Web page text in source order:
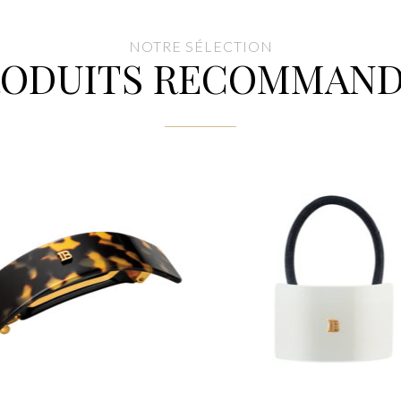
NOTRE SÉLECTION